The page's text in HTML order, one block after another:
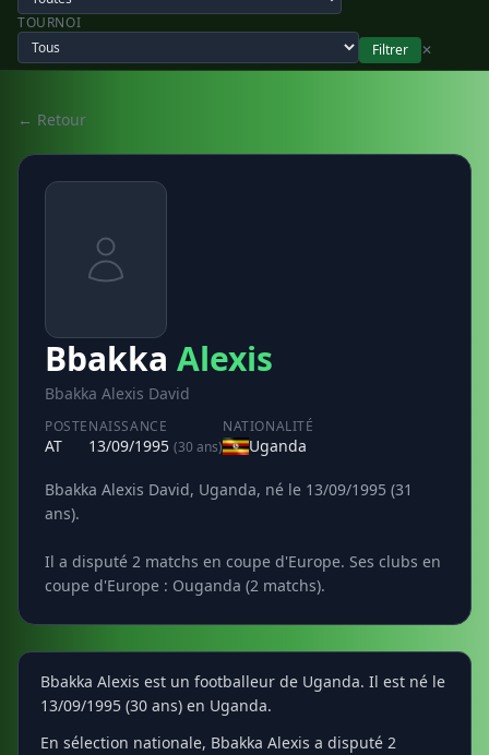
TOURNOI
Filtrer
✕
← Retour
Bbakka Alexis
Bbakka Alexis David
POSTE
AT
NAISSANCE
13/09/1995 (30 ans)
NATIONALITÉ
Uganda
Bbakka Alexis David, Uganda, né le 13/09/1995 (31
ans).
Il a disputé 2 matchs en coupe d'Europe. Ses clubs en
coupe d'Europe : Ouganda (2 matchs).
Bbakka Alexis est un footballeur de Uganda. Il est né le
13/09/1995 (30 ans) en Uganda.
En sélection nationale, Bbakka Alexis a disputé 2